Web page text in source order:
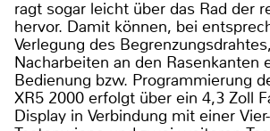
ragt sogar leicht über das Rad der
hervor. Damit können, bei
Verlegung des
Nacharbeiten an den Rasenkanten
Bedienung bzw. Programmierung
XR5 2000 erfolgt über ein 4,3 Zoll
Display in Verbindung mit einer